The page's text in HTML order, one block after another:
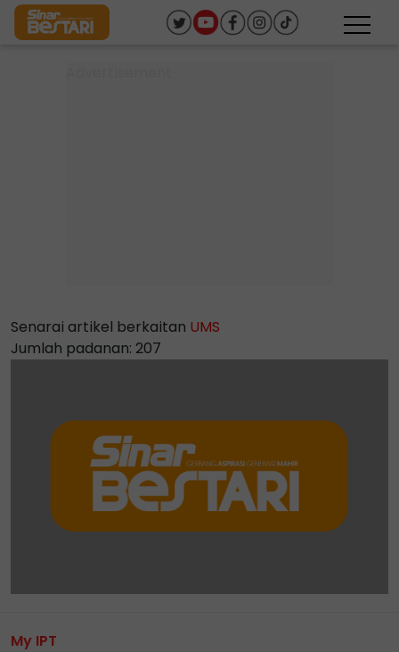
Senarai artikel berkaitan UMS
Jumlah padanan: 207
My IPT